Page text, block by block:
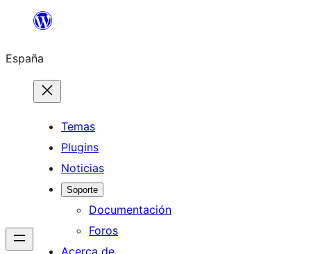
Saltar
contenido
España
Temas
Plugins
Noticias
Soporte
Documentación
Foros
Acerca de